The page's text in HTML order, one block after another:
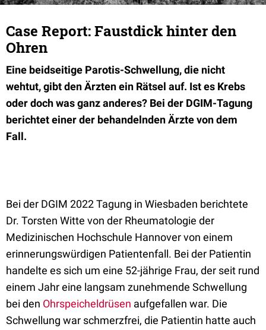
Case Report: Faustdick hinter den
Ohren
Eine beidseitige Parotis-Schwellung, die nicht
wehtut, gibt den Ärzten ein Rätsel auf. Ist es Krebs
oder doch was ganz anderes? Bei der DGIM-Tagung
berichtet einer der behandelnden Ärzte von dem
Fall.
Bei der DGIM 2022 Tagung in Wiesbaden berichtete
Dr. Torsten Witte von der Rheumatologie der
Medizinischen Hochschule Hannover von einem
erinnerungswürdigen Patientenfall. Bei der Patientin
handelte es sich um eine 52-jährige Frau, der seit rund
einem Jahr eine langsam zunehmende Schwellung
bei den Ohrspeicheldrüsen aufgefallen war. Die
Schwellung war schmerzfrei, die Patientin hatte auch